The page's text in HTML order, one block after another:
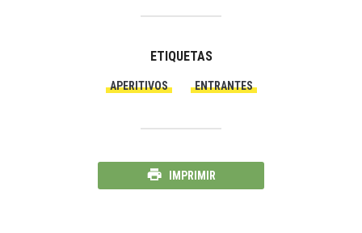
ETIQUETAS
APERITIVOS ENTRANTES
IMPRIMIR